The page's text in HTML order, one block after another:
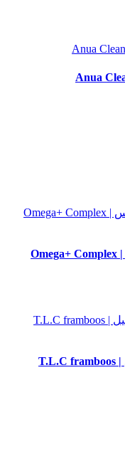
سرم آبرسان امگا+ کمپلکس پائولا چویس | Omega+ Complex
سرم شب گلایکولیک درانک الفنت 50 میل | T.L.C framboos